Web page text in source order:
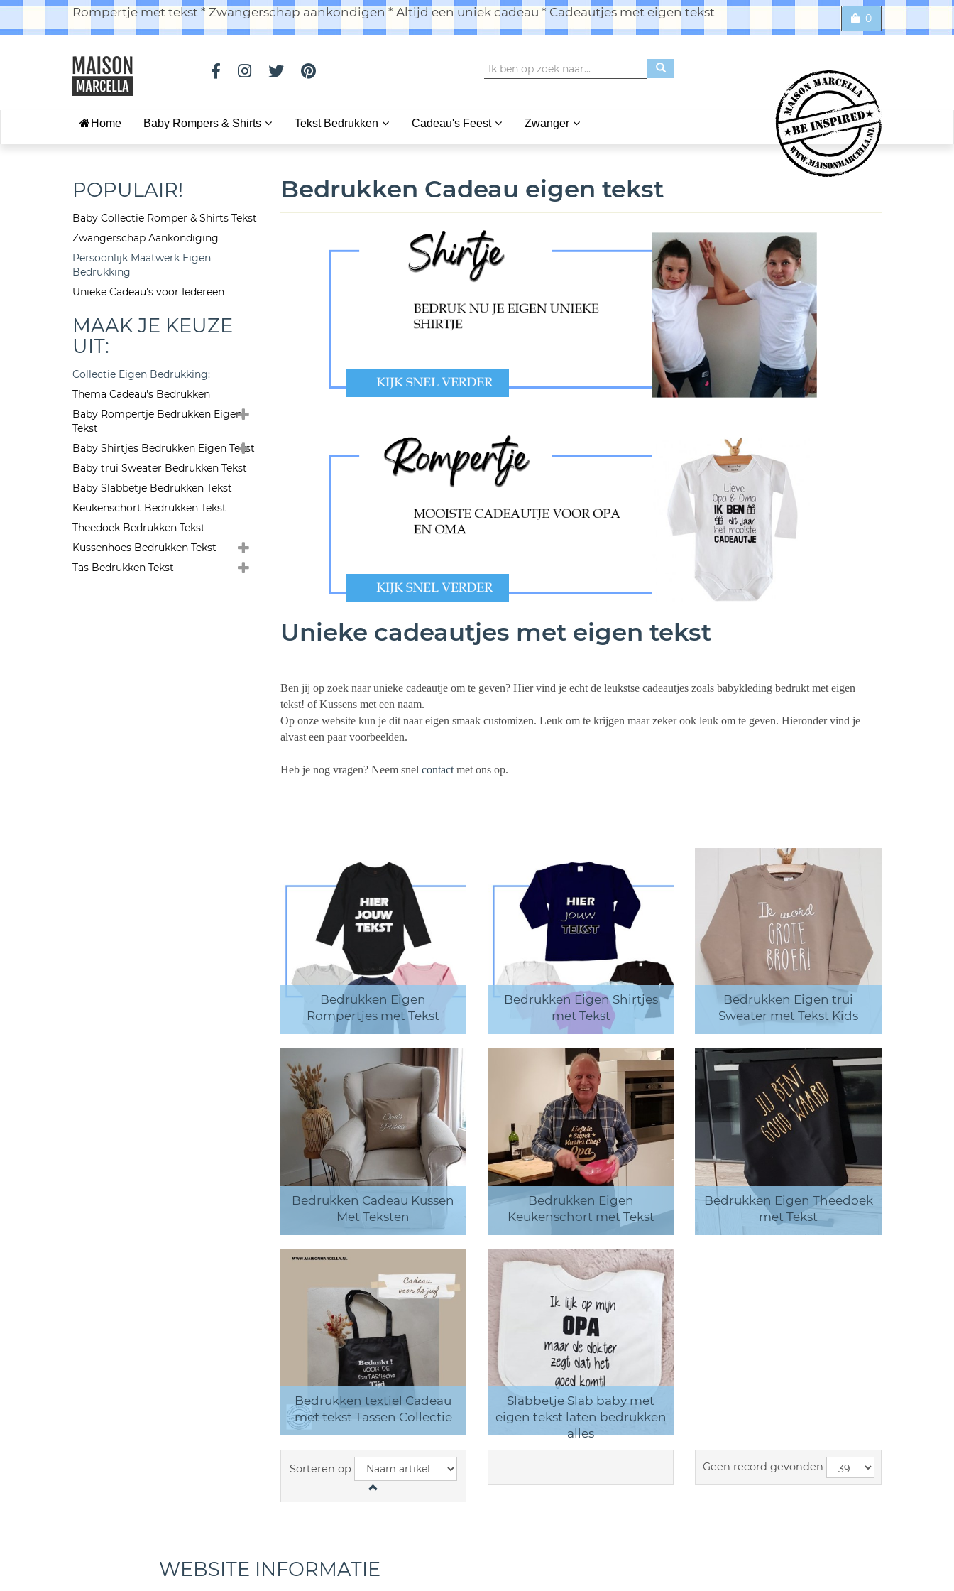
Rompertje met tekst * Zwangerschap aankondigen * Altijd een uniek cadeau * Cadeautjes met eigen tekst 0
Home Baby Rompers & Shirts Tekst Bedrukken Cadeau's Feest Zwanger
Bedrukken Cadeau eigen tekst
Unieke cadeautjes met eigen tekst
Ben jij op zoek naar unieke cadeautje om te geven? Hier vind je echt de leukstse cadeautjes zoals babykleding bedrukt met eigen
tekst! of Kussens met een naam.
Op onze website kun je dit naar eigen smaak customizen. Leuk om te krijgen maar zeker ook leuk om te geven. Hieronder vind je
alvast een paar voorbeelden.
Heb je nog vragen? Neem snel contact met ons op.
Bedrukken Eigen
Rompertjes met Tekst
Bedrukken Eigen Shirtjes
met Tekst
Bedrukken Eigen trui
Sweater met Tekst Kids
Bedrukken Cadeau Kussen
Met Teksten
Bedrukken Eigen
Keukenschort met Tekst
Bedrukken Eigen Theedoek
met Tekst
Bedrukken textiel Cadeau
met tekst Tassen Collectie
Slabbetje Slab baby met
eigen tekst laten bedrukken
alles
Sorteren op Geen record gevonden
POPULAIR!
Baby Collectie Romper & Shirts Tekst
Zwangerschap Aankondiging
Persoonlijk Maatwerk Eigen
Bedrukking
Unieke Cadeau's voor Iedereen
MAAK JE KEUZE
UIT:
Collectie Eigen Bedrukking:
Thema Cadeau's Bedrukken
Baby Rompertje Bedrukken Eigen
Tekst
Baby Shirtjes Bedrukken Eigen Tekst
Baby trui Sweater Bedrukken Tekst
Baby Slabbetje Bedrukken Tekst
Keukenschort Bedrukken Tekst
Theedoek Bedrukken Tekst
Kussenhoes Bedrukken Tekst
Tas Bedrukken Tekst
WEBSITE INFORMATIE